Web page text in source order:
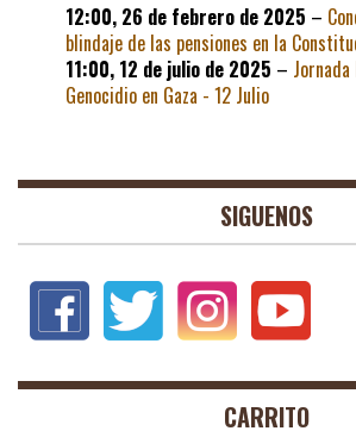
12:00, 26 de febrero de 2025 –
blindaje de las pensiones en la
11:00, 12 de julio de 2025 –
Genocidio en Gaza - 12 Julio
SIGUENOS
CARRITO